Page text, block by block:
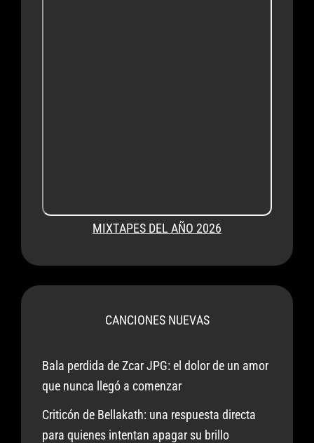
MIXTAPES DEL AÑO 2026
CANCIONES NUEVAS
Bala perdida de Zcar JPG: el dolor de un amor
que nunca llegó a comenzar
Criticón de Bellakath: una respuesta directa
para quienes intentan apagar su brillo